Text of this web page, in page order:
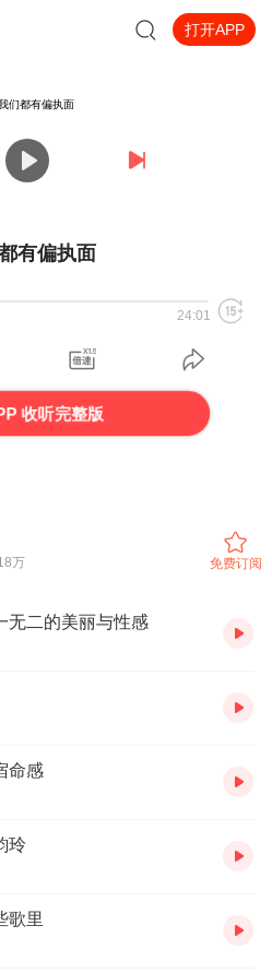
打开APP
有偏执面
24:01
收听完整版
万 免费订阅
无二的美丽与性感
命感
玲
歌里